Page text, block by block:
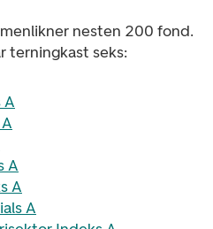
nesten 200 fond.
terningkast seks:
A
A
A
A